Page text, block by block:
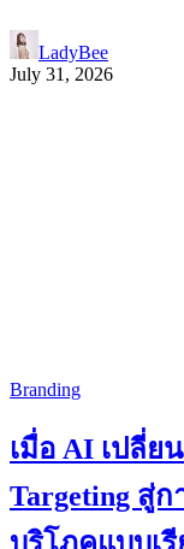
LadyBee
July 31, 2026
Branding
เมื่อ AI เปลี่
Targeting สู่